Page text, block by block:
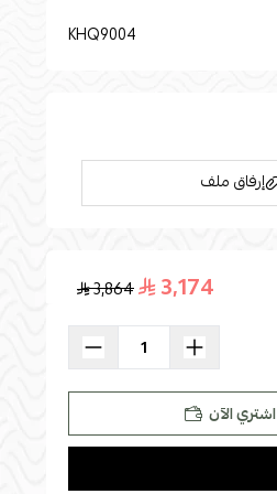
KHQ9004
إرفاق ملف
3,174
3,864
اشتري الآن